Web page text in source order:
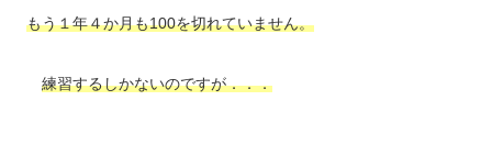
もう１年４か月も100を切れていません。
練習するしかないのですが．．．